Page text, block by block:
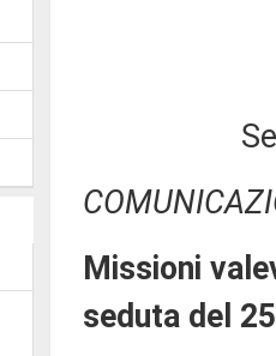
Missioni
seduta del